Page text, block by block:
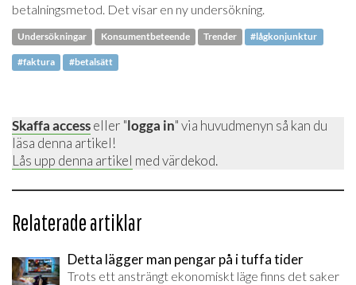
betalningsmetod. Det visar en ny undersökning.
Undersökningar Konsumentbeteende Trender #lågkonjunktur
#faktura #betalsätt
Skaffa accesseller "logga in" via huvudmenyn så kan du
läsa denna artikel!
Lås upp denna artikel med värdekod.
Relaterade artiklar
Detta lägger man pengar på i tuffa tider
Trots ett ansträngt ekonomiskt läge finns det saker